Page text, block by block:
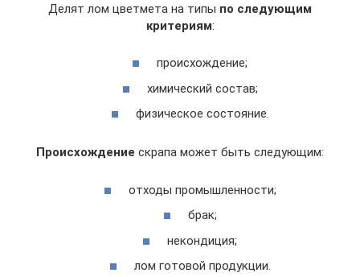
Делят лом цветмета на типы по следующим
критериям:
происхождение;
химический состав;
физическое состояние.
Происхождение скрапа может быть следующим:
отходы промышленности;
брак;
некондиция;
лом готовой продукции.